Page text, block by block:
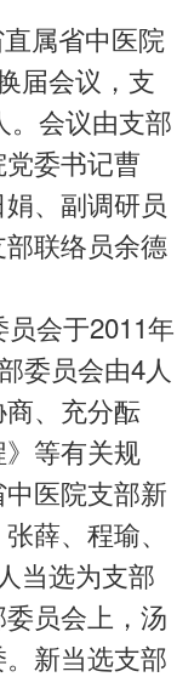
属省中医院
届会议，支
。会议由支部
委书记曹
、副调研员
联络员余德
会于2011年
委员会由4人
、充分酝
等有关规
医院支部新
薛、程瑜、
当选为支部
员会上，汤
新当选支部